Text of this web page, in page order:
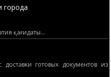
города
қағидаты...
готовых документов из